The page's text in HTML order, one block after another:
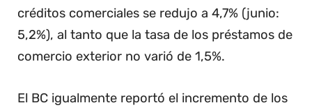
créditos comerciales se redujo a 4,7% (junio:
5,2%), al tanto que la tasa de los préstamos de
comercio exterior no varió de 1,5%.
El BC igualmente reportó el incremento de los